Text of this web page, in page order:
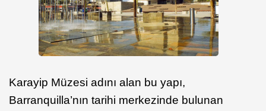
Karayip Müzesi adını alan bu yapı,
Barranquilla’nın tarihi merkezinde bulunan